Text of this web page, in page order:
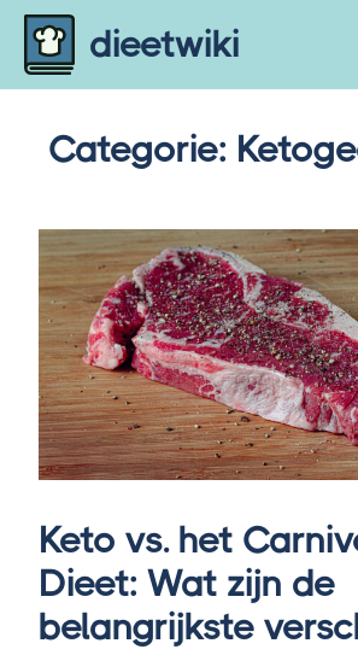
Skip to content
dieetwiki
Categorie:
Keto vs. het
Dieet: Wat zijn de
belangrijkste